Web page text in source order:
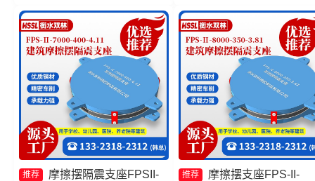
推荐
摩擦摆隔震支座FPSII-
推荐
摩擦摆支座FPS-II-